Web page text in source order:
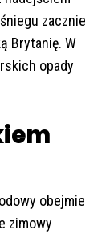
zacznie
Brytanię. W
opady
obejmie
zimowy